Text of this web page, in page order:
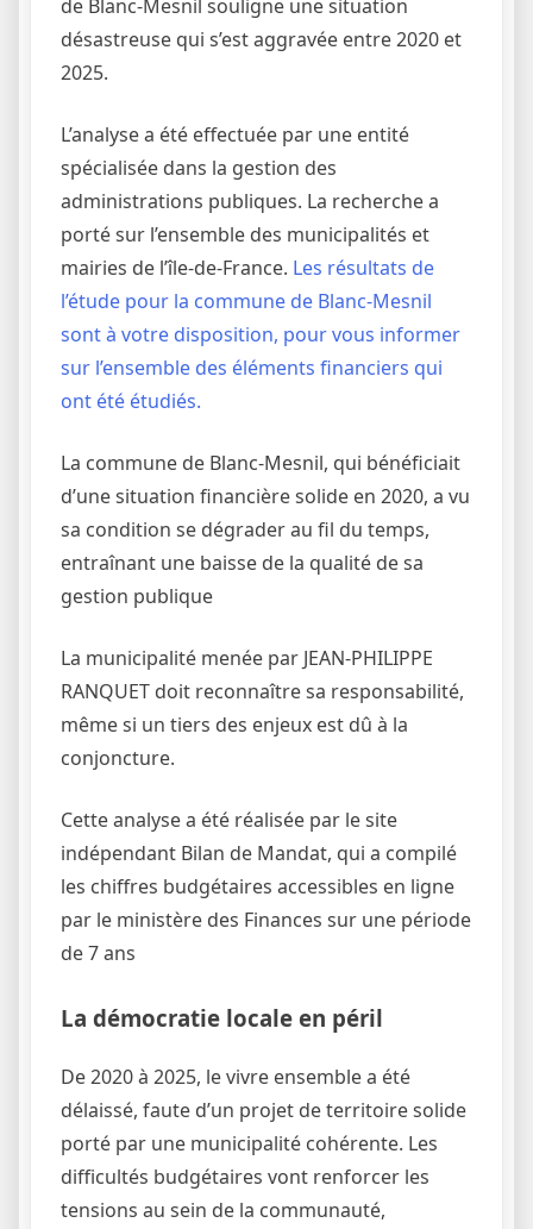
de Blanc-Mesnil souligne une situation
désastreuse qui s’est aggravée entre 2020 et
2025.
L’analyse a été effectuée par une entité
spécialisée dans la gestion des
administrations publiques. La recherche a
porté sur l’ensemble des municipalités et
mairies de l’île-de-France. Les résultats de
l’étude pour la commune de Blanc-Mesnil
sont à votre disposition, pour vous informer
sur l’ensemble des éléments financiers qui
ont été étudiés.
La commune de Blanc-Mesnil, qui bénéficiait
d’une situation financière solide en 2020, a vu
sa condition se dégrader au fil du temps,
entraînant une baisse de la qualité de sa
gestion publique
La municipalité menée par JEAN-PHILIPPE
RANQUET doit reconnaître sa responsabilité,
même si un tiers des enjeux est dû à la
conjoncture.
Cette analyse a été réalisée par le site
indépendant Bilan de Mandat, qui a compilé
les chiffres budgétaires accessibles en ligne
par le ministère des Finances sur une période
de 7 ans
La démocratie locale en péril
De 2020 à 2025, le vivre ensemble a été
délaissé, faute d’un projet de territoire solide
porté par une municipalité cohérente. Les
difficultés budgétaires vont renforcer les
tensions au sein de la communauté,